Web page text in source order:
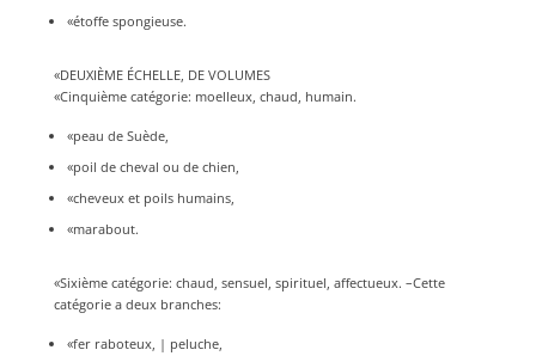
«étoffe spongieuse.
«DEUXIÈME ÉCHELLE, DE VOLUMES
«Cinquième catégorie: moelleux, chaud, humain.
«peau de Suède,
«poil de cheval ou de chien,
«cheveux et poils humains,
«marabout.
«Sixième catégorie: chaud, sensuel, spirituel, affectueux. –Cette
catégorie a deux branches:
«fer raboteux, | peluche,